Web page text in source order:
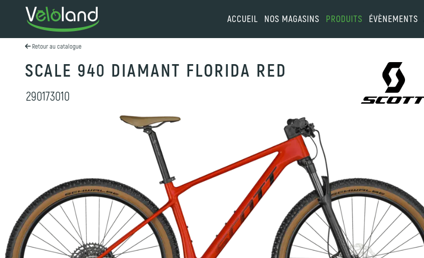
ACCUEIL NOS MAGASINS PRODUITS ÉVÈNEMENTS
Retour au catalogue
SCALE 940 DIAMANT FLORIDA RED
290173010